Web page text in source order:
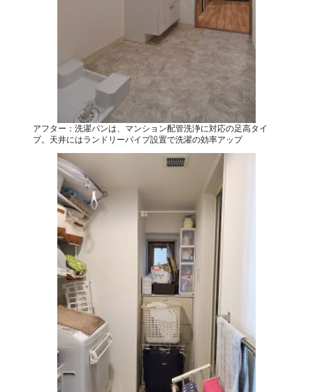
アフター：洗濯パンは、マンション配管洗浄に対応の足高タイ
プ。天井にはランドリーパイプ設置で洗濯の効率アップ